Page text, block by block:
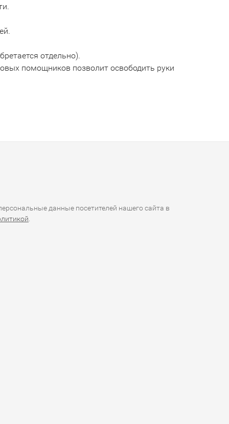
отдельно).
помощников позволит освободить руки
данные посетителей нашего сайта в